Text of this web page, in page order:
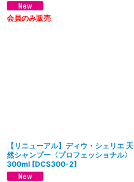
会員のみ販売
【リニューアル】ディウ・シェリエ 天
然シャンプー〈プロフェッショナル〉
300ml [DCS300-2]